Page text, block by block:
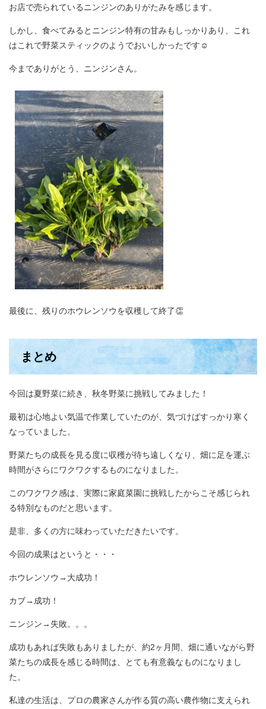
お店で売られているニンジンのありがたみを感じます。
しかし、食べてみるとニンジン特有の甘みもしっかりあり、これ
はこれで野菜スティックのようでおいしかったです☺
今までありがとう、ニンジンさん。
最後に、残りのホウレンソウを収穫して終了👏
まとめ
今回は夏野菜に続き、秋冬野菜に挑戦してみました！
最初は心地よい気温で作業していたのが、気づけばすっかり寒く
なっていました。
野菜たちの成長を見る度に収穫が待ち遠しくなり、畑に足を運ぶ
時間がさらにワクワクするものになりました。
このワクワク感は、実際に家庭菜園に挑戦したからこそ感じられ
る特別なものだと思います。
是非、多くの方に味わっていただきたいです。
今回の成果はというと・・・
ホウレンソウ→大成功！
カブ→成功！
ニンジン→失敗。。。
成功もあれば失敗もありましたが、約2ヶ月間、畑に通いながら野
菜たちの成長を感じる時間は、とても有意義なものになりまし
た。
私達の生活は、プロの農家さんが作る質の高い農作物に支えられ